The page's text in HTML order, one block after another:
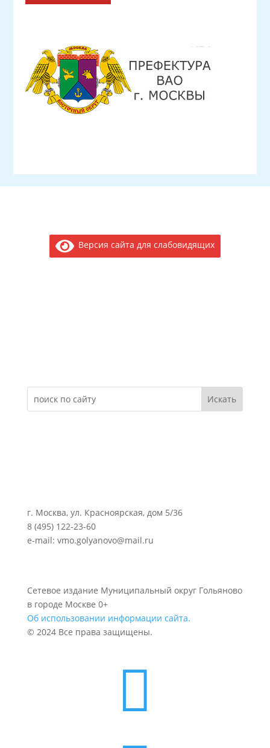
Версия сайта для слабовидящих
г. Москва, ул. Красноярская, дом 5/36
8 (495) 122-23-60
e-mail: vmo.golyanovo@mail.ru
Сетевое издание Муниципальный округ Гольяново
в городе Москве 0+
Об использовании информации сайта.
© 2024 Все права защищены.
